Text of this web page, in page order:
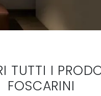
TUTTI I
FOSCARINI